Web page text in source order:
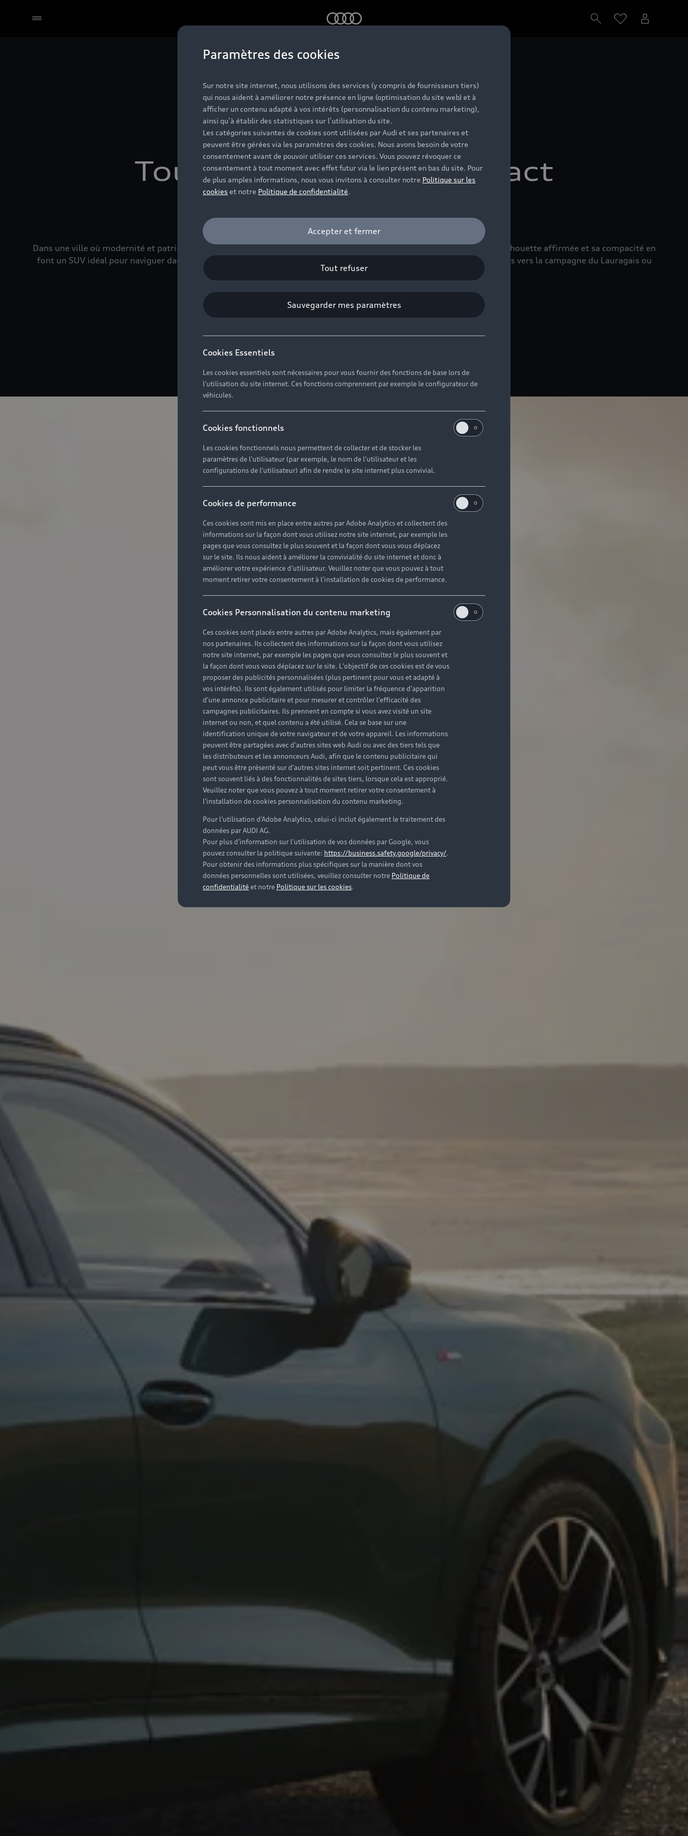
Audi Q3 d’occasion à
Toulouse : le SUV compact
stylé et polyvalent
Dans une ville où modernité et patrimoine se rencontrent, l’Audi Q3 d’occasion s’impose comme un allié de choix. Sa silhouette affirmée et sa compacité en
font un SUV idéal pour naviguer dans le centre animé de Toulouse, tout en offrant la sérénité nécessaire lors des trajets vers la campagne du Lauragais ou
les Pyrénées proches.
Voir les véhicules disponibles
Paramètres des cookies
Sur notre site internet, nous utilisons des services (y compris de fournisseurs tiers)
qui nous aident à améliorer notre présence en ligne (optimisation du site web) et à
afficher un contenu adapté à vos intérêts (personnalisation du contenu marketing),
ainsi qu’à établir des statistiques sur l’utilisation du site.
Les catégories suivantes de cookies sont utilisées par Audi et ses partenaires et
peuvent être gérées via les paramètres des cookies. Nous avons besoin de votre
consentement avant de pouvoir utiliser ces services. Vous pouvez révoquer ce
consentement à tout moment avec effet futur via le lien présent en bas du site. Pour
de plus amples informations, nous vous invitons à consulter notre Politique sur les
cookies et notre Politique de confidentialité.
Accepter et fermer
Tout refuser
Sauvegarder mes paramètres
Cookies Essentiels
Les cookies essentiels sont nécessaires pour vous fournir des fonctions de base lors de
l'utilisation du site internet. Ces fonctions comprennent par exemple le configurateur de
véhicules.
Cookies fonctionnels
Les cookies fonctionnels nous permettent de collecter et de stocker les
paramètres de l'utilisateur (par exemple, le nom de l'utilisateur et les
configurations de l'utilisateur) afin de rendre le site internet plus convivial.
Cookies de performance
Ces cookies sont mis en place entre autres par Adobe Analytics et collectent des
informations sur la façon dont vous utilisez notre site internet, par exemple les
pages que vous consultez le plus souvent et la façon dont vous vous déplacez
sur le site. Ils nous aident à améliorer la convivialité du site internet et donc à
améliorer votre expérience d'utilisateur. Veuillez noter que vous pouvez à tout
moment retirer votre consentement à l'installation de cookies de performance.
Cookies Personnalisation du contenu marketing
Ces cookies sont placés entre autres par Adobe Analytics, mais également par
nos partenaires. Ils collectent des informations sur la façon dont vous utilisez
notre site internet, par exemple les pages que vous consultez le plus souvent et
la façon dont vous vous déplacez sur le site. L'objectif de ces cookies est de vous
proposer des publicités personnalisées (plus pertinent pour vous et adapté à
vos intérêts). Ils sont également utilisés pour limiter la fréquence d'apparition
d'une annonce publicitaire et pour mesurer et contrôler l'efficacité des
campagnes publicitaires. Ils prennent en compte si vous avez visité un site
internet ou non, et quel contenu a été utilisé. Cela se base sur une
identification unique de votre navigateur et de votre appareil. Les informations
peuvent être partagées avec d'autres sites web Audi ou avec des tiers tels que
les distributeurs et les annonceurs Audi, afin que le contenu publicitaire qui
peut vous être présenté sur d'autres sites internet soit pertinent. Ces cookies
sont souvent liés à des fonctionnalités de sites tiers, lorsque cela est approprié.
Veuillez noter que vous pouvez à tout moment retirer votre consentement à
l'installation de cookies personnalisation du contenu marketing.
Pour l’utilisation d’Adobe Analytics, celui-ci inclut également le traitement des
données par AUDI AG.
Pour plus d’information sur l’utilisation de vos données par Google, vous
pouvez consulter la politique suivante: https://business.safety.google/privacy/.
Pour obtenir des informations plus spécifiques sur la manière dont vos
données personnelles sont utilisées, veuillez consulter notre Politique de
confidentialitéet notre Politique sur les cookies.